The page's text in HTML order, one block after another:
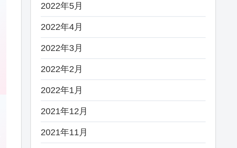
2022年5月
2022年4月
2022年3月
2022年2月
2022年1月
2021年12月
2021年11月